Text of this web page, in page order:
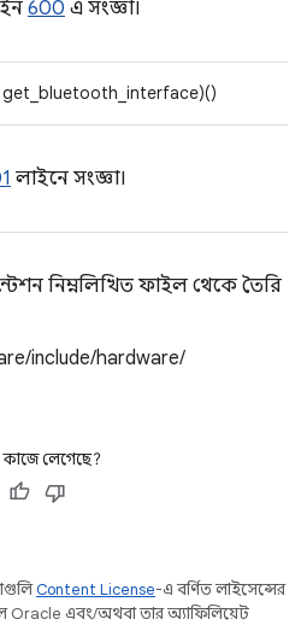
600 এ সংজ্ঞা।
লাইনে সংজ্ঞা।
নিম্নলিখিত ফাইল থেকে তৈরি
include/hardware/
কাজে লেগেছে?
Content License-এ বর্ণিত লাইসেন্সের
Oracle এবং/অথবা তার অ্যাফিলিয়েট